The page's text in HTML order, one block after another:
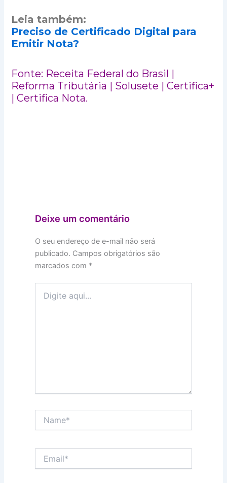
Leia também:
Preciso de Certificado Digital para
Emitir Nota?
Fonte: Receita Federal do Brasil |
Reforma Tributária | Solusete | Certifica+
| Certifica Nota.
Deixe um comentário
O seu endereço de e-mail não será
publicado. Campos obrigatórios são
marcados com *
aqui...